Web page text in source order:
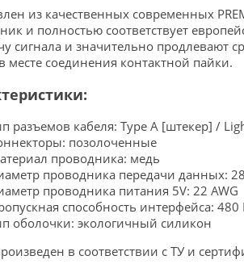
из качественных современных
и полностью соответствует
сигнала и значительно
месте соединения контактной пайки.
разъемов кабеля: Type A [штекер] /
позолоченные
проводника: медь
проводника передачи данных:
проводника питания 5V: 22 AWG
способность интерфейса:
оболочки: экологичный силикон
в соответствии с ТУ и